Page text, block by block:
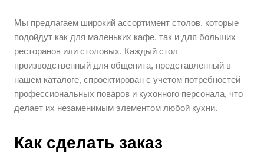
Мы предлагаем широкий ассортимент столов, которые
подойдут как для маленьких кафе, так и для больших
ресторанов или столовых. Каждый стол
производственный для общепита, представленный в
нашем каталоге, спроектирован с учетом потребностей
профессиональных поваров и кухонного персонала, что
делает их незаменимым элементом любой кухни.
Как сделать заказ